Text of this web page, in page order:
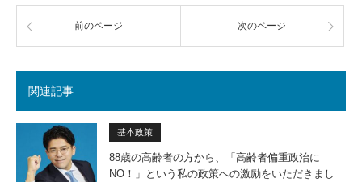
前のページ 次のページ
関連記事
基本政策
88歳の高齢者の方から、「高齢者偏重政治に
NO！」という私の政策への激励をいただきまし